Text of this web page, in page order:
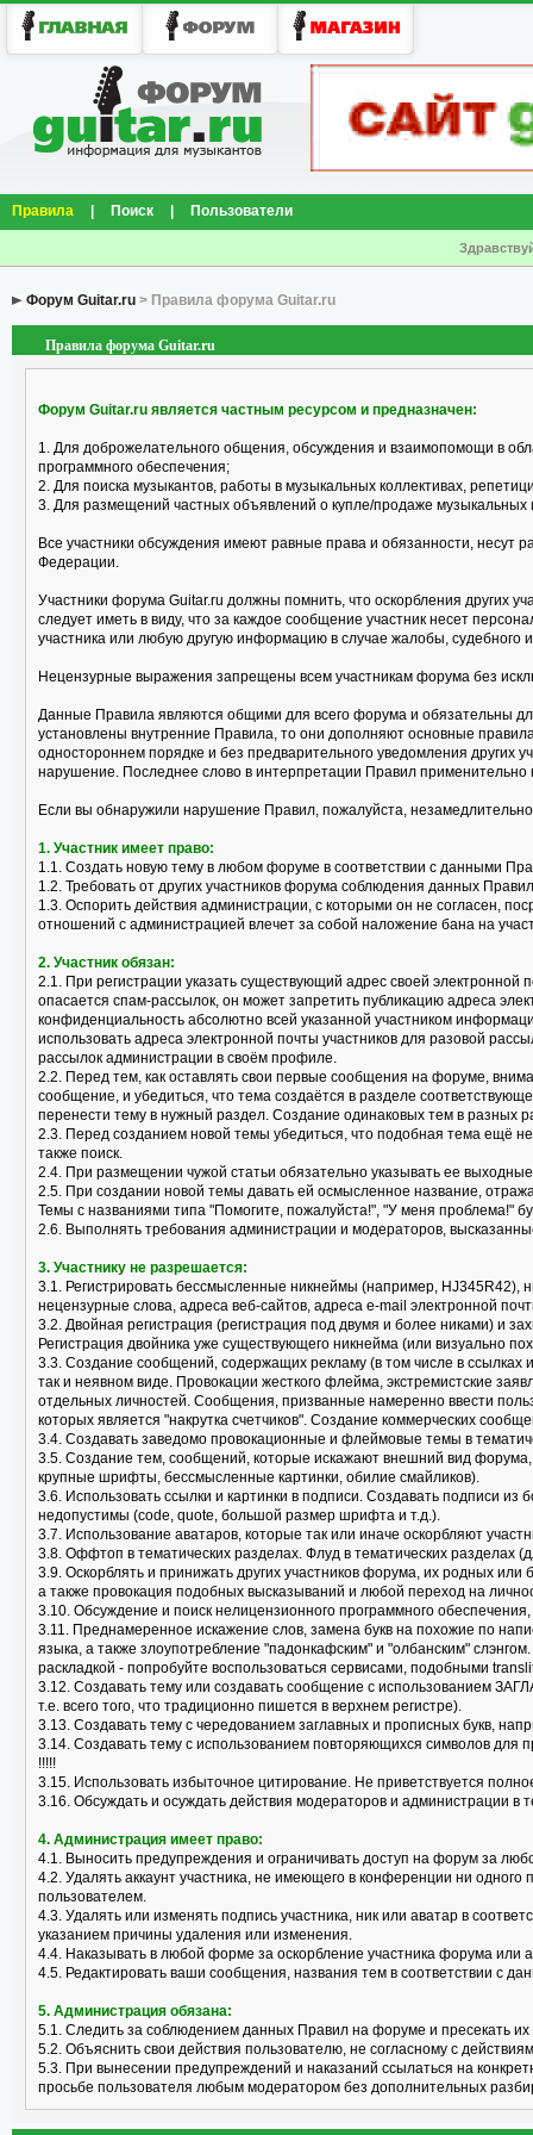
Правила Поиск Пользователи
Форум Guitar.ru > Правила форума Guitar.ru
Правила форума Guitar.ru
Форум Guitar.ru является частным ресурсом и предназначен:
1. Для доброжелательного общения, обсуждения и взаимопомощи в
программного обеспечения;
2. Для поиска музыкантов, работы в музыкальных коллективах,
3. Для размещений частных объявлений о купле/продаже музыкальных
Все участники обсуждения имеют равные права и обязанности, несут
Федерации.
Участники форума Guitar.ru должны помнить, что оскорбления других
следует иметь в виду, что за каждое сообщение участник несет
участника или любую другую информацию в случае жалобы, судебного
Нецензурные выражения запрещены всем участникам форума без
Данные Правила являются общими для всего форума и обязательны
установлены внутренние Правила, то они дополняют основные
одностороннем порядке и без предварительного уведомления других
нарушение. Последнее слово в интерпретации Правил
Если вы обнаружили нарушение Правил, пожалуйста,
1. Участник имеет право:
1.1. Создать новую тему в любом форуме в соответствии с данными
1.2. Требовать от других участников форума соблюдения данных
1.3. Оспорить действия администрации, с которыми он не согласен,
отношений с администрацией влечет за собой наложение бана на
2. Участник обязан:
2.1. При регистрации указать существующий адрес своей электронной
опасается спам-рассылок, он может запретить публикацию адреса
конфиденциальность абсолютно всей указанной участником
использовать адреса электронной почты участников для разовой
рассылок администрации в своём профиле.
2.2. Перед тем, как оставлять свои первые сообщения на форуме,
сообщение, и убедиться, что тема создаётся в разделе
перенести тему в нужный раздел. Создание одинаковых тем в разных
2.3. Перед созданием новой темы убедиться, что подобная тема ещё
также поиск.
2.4. При размещении чужой статьи обязательно указывать ее
2.5. При создании новой темы давать ей осмысленное название,
Темы с названиями типа "Помогите, пожалуйста!", "У меня проблема!"
2.6. Выполнять требования администрации и модераторов,
3. Участнику не разрешается:
3.1. Регистрировать бессмысленные никнеймы (например,
нецензурные слова, адреса веб-сайтов, адреса e-mail электронной
3.2. Двойная регистрация (регистрация под двумя и более никами) и
Регистрация двойника уже существующего никнейма (или визуально
3.3. Создание сообщений, содержащих рекламу (в том числе в
так и неявном виде. Провокации жесткого флейма, экстремистские
отдельных личностей. Сообщения, призванные намеренно ввести
которых является "накрутка счетчиков". Создание коммерческих
3.4. Создавать заведомо провокационные и флеймовые темы в
3.5. Создание тем, сообщений, которые искажают внешний вид
крупные шрифты, бессмысленные картинки, обилие смайликов).
3.6. Использовать ссылки и картинки в подписи. Создавать подписи
недопустимы (code, quote, большой размер шрифта и т.д.).
3.7. Использование аватаров, которые так или иначе оскорбляют
3.8. Оффтоп в тематических разделах. Флуд в тематических разделах
3.9. Оскорблять и принижать других участников форума, их родных
а также провокация подобных высказываний и любой переход на
3.10. Обсуждение и поиск нелицензионного программного
3.11. Преднамеренное искажение слов, замена букв на похожие по
языка, а также злоупотребление "падонкафским" и "олбанским"
раскладкой - попробуйте воспользоваться сервисами, подобными
3.12. Создавать тему или создавать сообщение с использованием
т.е. всего того, что традиционно пишется в верхнем регистре).
3.13. Создавать тему с чередованием заглавных и прописных букв,
3.14. Создавать тему с использованием повторяющихся символов для
!!!!!
3.15. Использовать избыточное цитирование. Не приветствуется
3.16. Обсуждать и осуждать действия модераторов и администрации в
4. Администрация имеет право:
4.1. Выносить предупреждения и ограничивать доступ на форум за
4.2. Удалять аккаунт участника, не имеющего в конференции ни
пользователем.
4.3. Удалять или изменять подпись участника, ник или аватар в
указанием причины удаления или изменения.
4.4. Наказывать в любой форме за оскорбление участника форума или
4.5. Редактировать ваши сообщения, названия тем в соответствии с
5. Администрация обязана:
5.1. Следить за соблюдением данных Правил на форуме и пресекать
5.2. Объяснить свои действия пользователю, не согласному с
5.3. При вынесении предупреждений и наказаний ссылаться на
просьбе пользователя любым модератором без дополнительных